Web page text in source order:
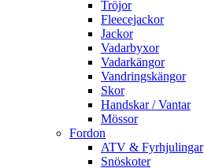
Tröjor
Fleecejackor
Jackor
Vadarbyxor
Vadarkängor
Vandringskängor
Skor
Handskar / Vantar
Mössor
Fordon
ATV & Fyrhjulingar
Snöskoter